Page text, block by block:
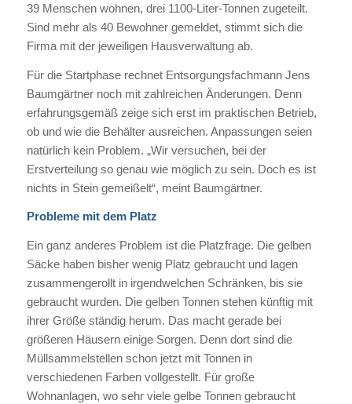
39 Menschen wohnen, drei 1100-Liter-Tonnen zugeteilt.
Sind mehr als 40 Bewohner gemeldet, stimmt sich die
Firma mit der jeweiligen Hausverwaltung ab.
Für die Startphase rechnet Entsorgungsfachmann Jens
Baumgärtner noch mit zahlreichen Änderungen. Denn
erfahrungsgemäß zeige sich erst im praktischen Betrieb,
ob und wie die Behälter ausreichen. Anpassungen seien
natürlich kein Problem. „Wir versuchen, bei der
Erstverteilung so genau wie möglich zu sein. Doch es ist
nichts in Stein gemeißelt“, meint Baumgärtner.
Probleme mit dem Platz
Ein ganz anderes Problem ist die Platzfrage. Die gelben
Säcke haben bisher wenig Platz gebraucht und lagen
zusammengerollt in irgendwelchen Schränken, bis sie
gebraucht wurden. Die gelben Tonnen stehen künftig mit
ihrer Größe ständig herum. Das macht gerade bei
größeren Häusern einige Sorgen. Denn dort sind die
Müllsammelstellen schon jetzt mit Tonnen in
verschiedenen Farben vollgestellt. Für große
Wohnanlagen, wo sehr viele gelbe Tonnen gebraucht